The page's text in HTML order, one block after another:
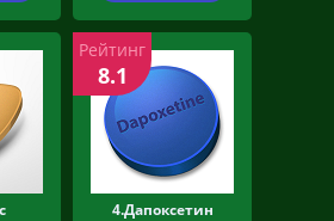
4.Дапоксетин
Рейтинг
8.1